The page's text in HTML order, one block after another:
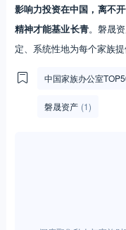
影响力投资在中国，离不
精神才能基业长青。磐晟
定、系统性地为每个家族
中国家族办公室
磐晟资产 (1)